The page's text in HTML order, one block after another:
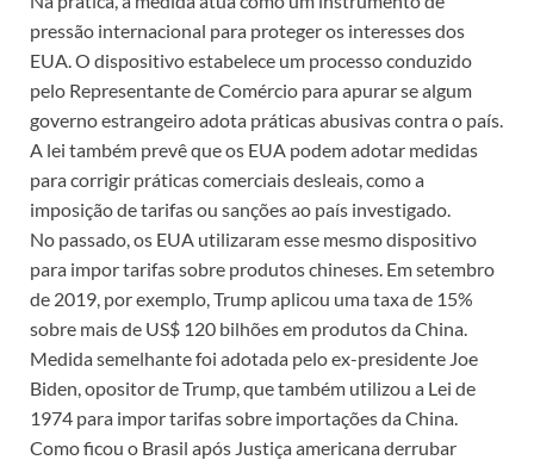
pressão internacional para proteger os interesses dos
EUA. O dispositivo estabelece um processo conduzido
pelo Representante de Comércio para apurar se algum
governo estrangeiro adota práticas abusivas contra o país.
A lei também prevê que os EUA podem adotar medidas
para corrigir práticas comerciais desleais, como a
imposição de tarifas ou sanções ao país investigado.
No passado, os EUA utilizaram esse mesmo dispositivo
para impor tarifas sobre produtos chineses. Em setembro
de 2019, por exemplo, Trump aplicou uma taxa de 15%
sobre mais de US$ 120 bilhões em produtos da China.
Medida semelhante foi adotada pelo ex-presidente Joe
Biden, opositor de Trump, que também utilizou a Lei de
1974 para impor tarifas sobre importações da China.
Como ficou o Brasil após Justiça americana derrubar